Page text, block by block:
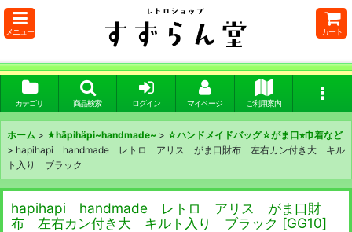
メニュー カート
カテゴリ 商品検索 ログイン マイページ ご利用案内
ホーム > ★häpihäpi~handmade~ > ☆ハンドメイドバッグ☆がま口⭐︎巾着など
> hapihapi handmade レトロ アリス がま口財布 左右カン付き大 キル
ト入り ブラック
hapihapi handmade レトロ アリス がま口財
布 左右カン付き大 キルト入り ブラック [GG10]